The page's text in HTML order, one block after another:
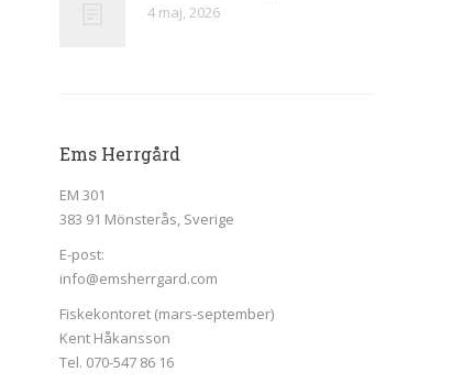
4 maj, 2026
Ems Herrgård
EM 301
383 91 Mönsterås, Sverige
E-post:
info@emsherrgard.com
Fiskekontoret (mars-september)
Kent Håkansson
Tel. 070-547 86 16